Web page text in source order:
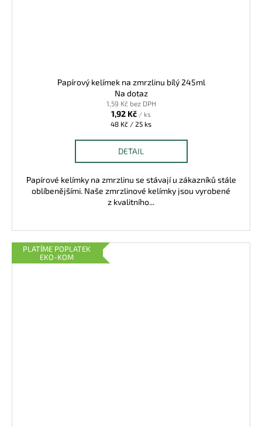
Papírový kelímek na zmrzlinu bílý 245ml
Na dotaz
1,59 Kč bez DPH
1,92 Kč / ks
Měrná
48 Kč / 25 ks
DETAIL
Papírové kelímky na zmrzlinu se stávají u zákazníků stále
oblíbenějšími. Naše zmrzlinové kelímky jsou vyrobené
z kvalitního...
PLATÍME POPLATEK
EKO-KOM